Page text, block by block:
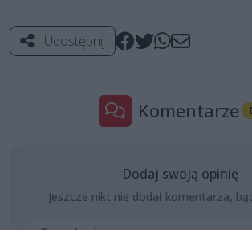
Udostępnij
Komentarze
Dodaj swoją opinię
Jeszcze nikt nie dodał komentarza,